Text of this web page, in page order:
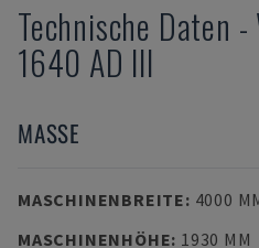
Technische Daten -
1640 AD III
MASSE
MASCHINENBREITE: 4000
MASCHINENHÖHE: 1930 MM